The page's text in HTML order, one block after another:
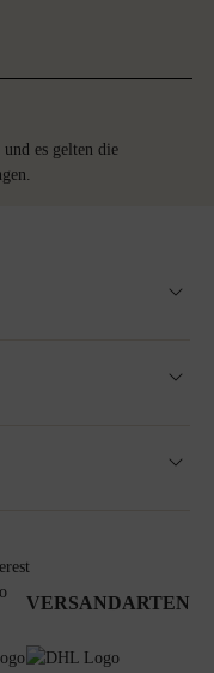
es gelten die
.
VERSANDARTEN